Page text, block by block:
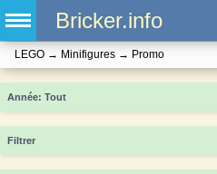
Bricker.info
LEGO → Minifigures → Promo
Année
Filtrer